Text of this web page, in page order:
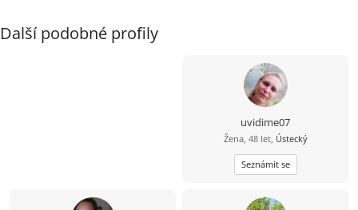
Další podobné profily
uvidime07
Žena, 48 let, Ústecký
Seznámit se